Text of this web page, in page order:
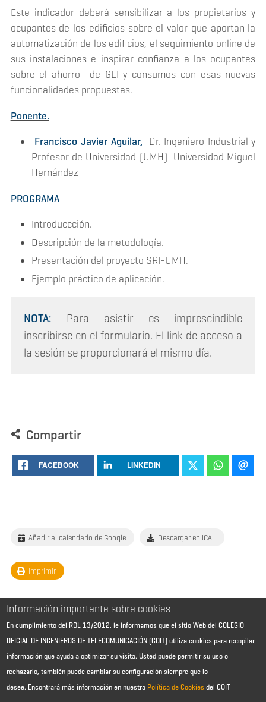
Este indicador deberá sensibilizar a los propietarios y
ocupantes de los edificios sobre el valor que aportan la
automatización de los edificios, el seguimiento online de
sus instalaciones e inspirar confianza a los ocupantes
sobre el ahorro de GEI y consumos con esas nuevas
funcionalidades propuestas.
Ponente.
Francisco Javier Aguilar, Dr. Ingeniero Industrial y
Profesor de Universidad (UMH) Universidad Miguel
Hernández
PROGRAMA
Introduccción.
Descripción de la metodología.
Presentación del proyecto SRI-UMH.
Ejemplo práctico de aplicación.
NOTA: Para asistir es imprescindible
inscribirse en el formulario. El link de acceso a
la sesión se proporcionará el mismo día.
Compartir
FACEBOOK LINKEDIN
Añadir al calendario de Google Descargar en ICAL
Imprimir
Aviso Legal - Información general
Información importante sobre cookies
En cumplimiento del RDL 13/2012, le informamos que el sitio Web del COLEGIO
OFICIAL DE INGENIEROS DE TELECOMUNICACIÓN (COIT) utiliza cookies para recopilar
información que ayuda a optimizar su visita. Usted puede permitir su uso o
rechazarlo, también puede cambiar su configuración siempre que lo
desee. Encontrará más información en nuestra Política de Cookies del COIT